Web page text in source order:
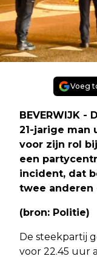
Voeg
BEVERWIJK
21-jarige man
voor zijn rol
een
incident, dat
twee anderen
(bron: Politie)
De steekpartij
voor 22.45 uur